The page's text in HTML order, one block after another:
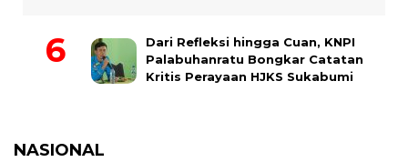
Dari Refleksi hingga Cuan, KNPI
Palabuhanratu Bongkar Catatan
Kritis Perayaan HJKS Sukabumi
NASIONAL